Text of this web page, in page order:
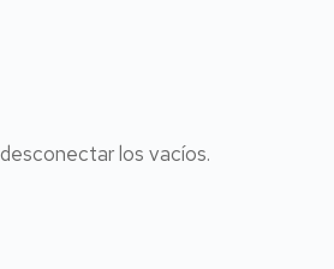
los vacíos.